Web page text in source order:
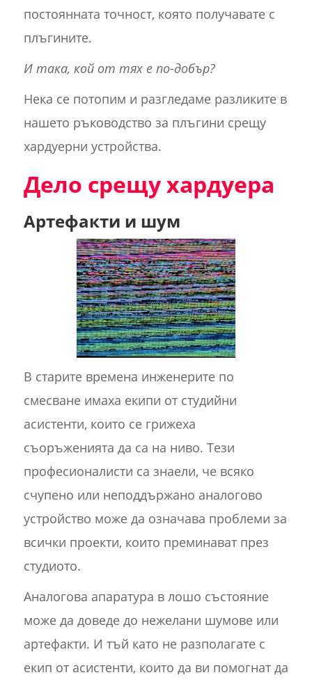
постоянната точност, която получавате с
плъгините.
И така, кой от тях е по-добър?
Нека се потопим и разгледаме разликите в
нашето ръководство за плъгини срещу
хардуерни устройства.
Дело срещу хардуера
Артефакти и шум
В старите времена инженерите по
смесване имаха екипи от студийни
асистенти, които се грижеха
съоръженията да са на ниво. Тези
професионалисти са знаели, че всяко
счупено или неподдържано аналогово
устройство може да означава проблеми за
всички проекти, които преминават през
студиото.
Аналогова апаратура в лошо състояние
може да доведе до нежелани шумове или
артефакти. И тъй като не разполагате с
екип от асистенти, които да ви помогнат да